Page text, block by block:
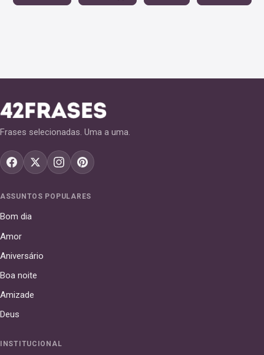
Frases selecionadas. Uma a uma.
ASSUNTOS POPULARES
Bom dia
Amor
Aniversário
Boa noite
Amizade
Deus
INSTITUCIONAL